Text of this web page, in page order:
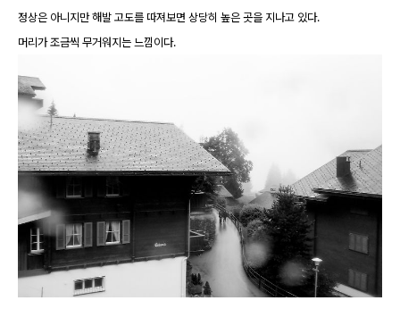
정상은 아니지만 해발 고도를 따져보면 상당히 높은 곳을 지나고 있다.
머리가 조금씩 무거워지는 느낌이다.